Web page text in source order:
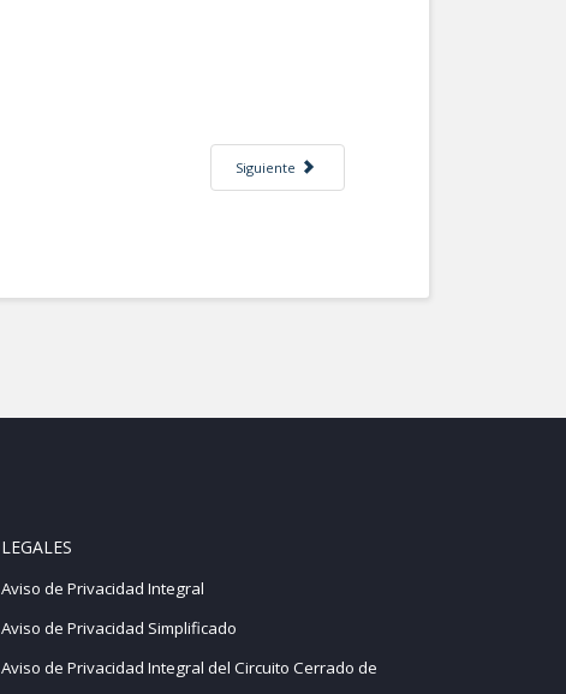
Artículo siguiente: Una aproximación a la relación
Siguiente
LEGALES
Aviso de Privacidad Integral
Aviso de Privacidad Simplificado
Aviso de Privacidad Integral del Circuito Cerrado de